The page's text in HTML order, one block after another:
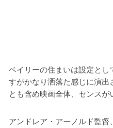
ベイリーの住まいは設定と
すがかなり洒落た感じに演出
とも含め映画全体、センスが
アンドレア・アーノルド監督